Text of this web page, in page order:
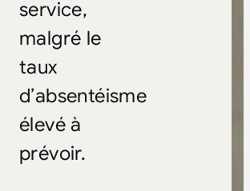
service,
malgré le
taux
d’absentéisme
élevé à
prévoir.